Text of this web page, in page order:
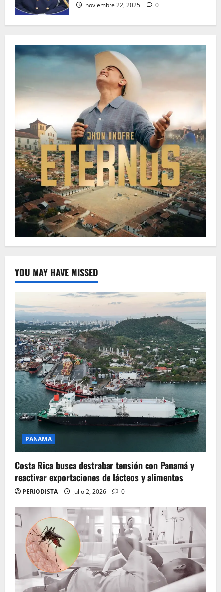
noviembre 22, 2025 0
YOU MAY HAVE MISSED
PANAMA
Costa Rica busca destrabar tensión con Panamá y
reactivar exportaciones de lácteos y alimentos
PERIODISTA julio 2, 2026 0